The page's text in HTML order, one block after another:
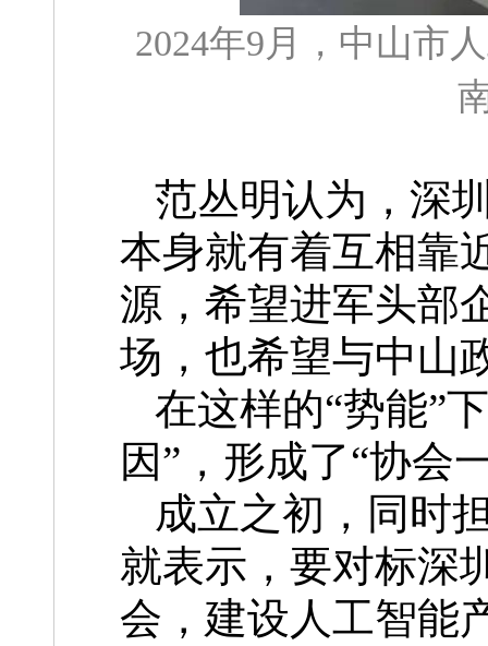
2024年9月，中山市
范丛明认为，深
本身就有着互相靠
源，希望进军头部
场，也希望与中山
在这样的“势能”
因”，形成了“协会
成立之初，同时
就表示，要对标深
会，建设人工智能